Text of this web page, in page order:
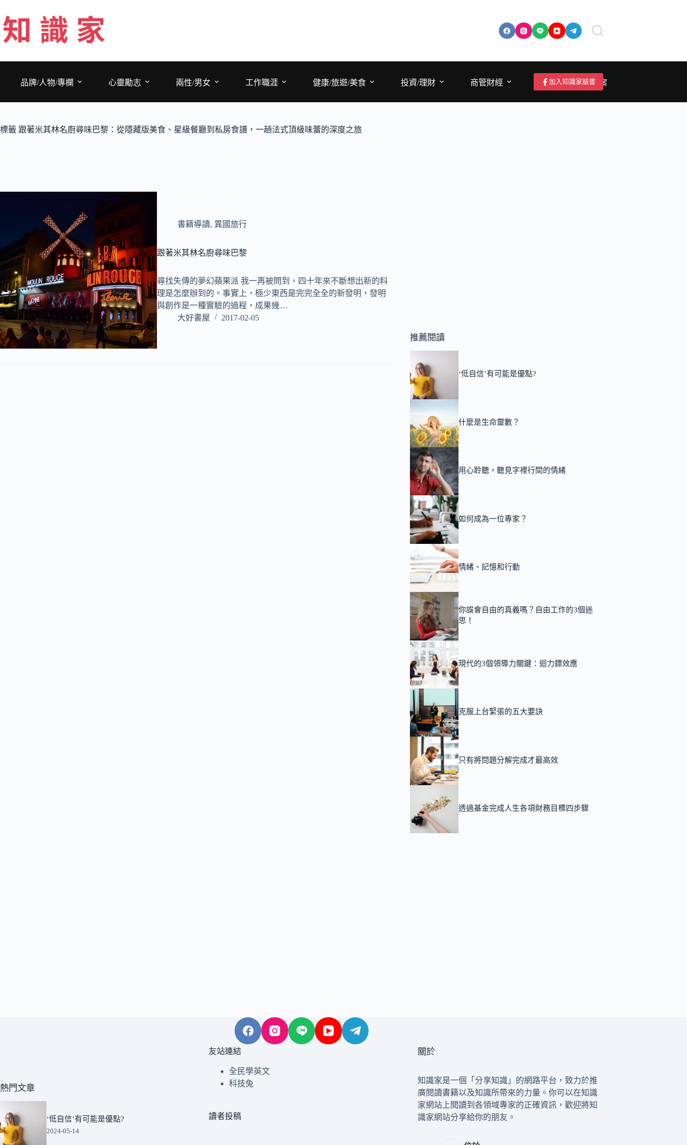
至
主
要
品牌/人物/專欄
心靈勵志 兩性/男女 工作職涯 健康/旅遊/美食 投資/理財 商管財經 成為作者/投稿/提案
加入知識家臉書
標籤 跟著米其林名廚尋味巴黎：從隱藏版美食、星級餐廳到私房食譜，一趟法式頂級味蕾的深度之旅
書籍導讀, 異國旅行
跟著米其林名廚尋味巴黎
尋找失傳的夢幻蘋果派 我一再被問到，四十年來不斷想出新的料
理是怎麼辦到的。事實上，極少東西是完完全全的新發明，發明
與創作是一種實驗的過程，成果幾…
大好書屋
2017-02-05
推薦閱讀
‘低自信’有可能是優點?
什麼是生命靈數？
用心聆聽，聽見字裡行間的情緒
如何成為一位專家？
情緒、記憶和行動
你誤會自由的真義嗎？自由工作的3個迷
思！
現代的3個領導力關鍵：迴力鏢效應
克服上台緊張的五大要訣
只有將問題分解完成才最高效
透過基金完成人生各項財務目標四步驟
熱門文章
‘低自信’有可能是優點?
2024-05-14
友站連結
全民學英文
科技兔
讀者投稿
關於
知識家是一個「分享知識」的網路平台，致力於推
廣閱讀書籍以及知識所帶來的力量。你可以在知識
家網站上閱讀到各領域專家的正確資訊，歡迎將知
識家網站分享給你的朋友。